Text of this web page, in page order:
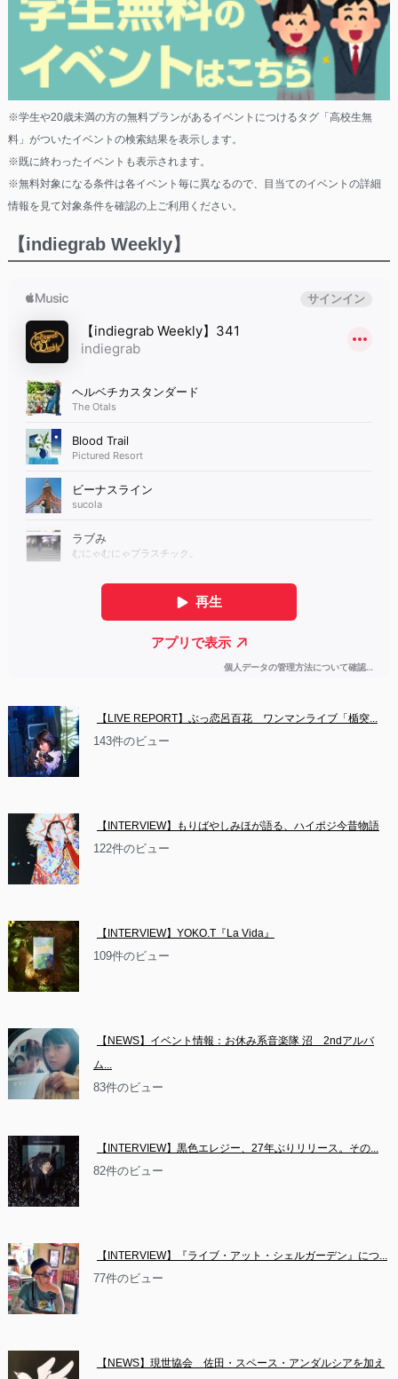
※学生や20歳未満の方の無料プランがあるイベントにつけるタグ「高校生無
料」がついたイベントの検索結果を表示します。
※既に終わったイベントも表示されます。
※無料対象になる条件は各イベント毎に異なるので、目当てのイベントの詳細
情報を見て対象条件を確認の上ご利用ください。
【indiegrab Weekly】
【LIVE REPORT】ぶっ恋呂百花　ワンマンライブ「楯突...
143件のビュー
【INTERVIEW】もりばやしみほが語る、ハイポジ今昔物語
122件のビュー
【INTERVIEW】YOKO.T『La Vida』
109件のビュー
【NEWS】イベント情報：お休み系音楽隊 沼　2ndアルバ
ム...
83件のビュー
【INTERVIEW】黒色エレジー、27年ぶりリリース。その...
82件のビュー
【INTERVIEW】『ライブ・アット・シェルガーデン』につ...
77件のビュー
【NEWS】現世協会　佐田・スペース・アンダルシアを加え